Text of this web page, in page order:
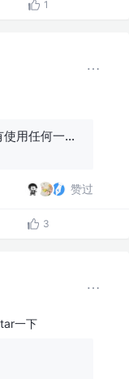
1
[Translation]为什么我没有使用任何一种Go ORMs 1/7｜Go主题月
赞过
3
一下